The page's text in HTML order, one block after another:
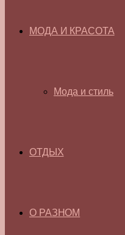
МОДА И КРАСОТА
Мода и стиль
ОТДЫХ
О РАЗНОМ